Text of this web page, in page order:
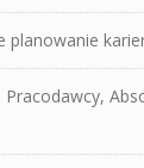
planowanie
Pracodawcy,